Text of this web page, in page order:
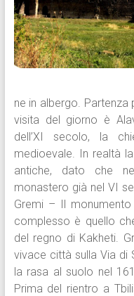
ne in albergo. Partenza
visita del giorno è
dell’XI secolo, la
medioevale. In realtà
antiche, dato che
monastero già nel VI
Gremi – Il
complesso è quello
del regno di Kakheti.
vivace città sulla Via di
la rasa al suolo nel
Prima del rientro a